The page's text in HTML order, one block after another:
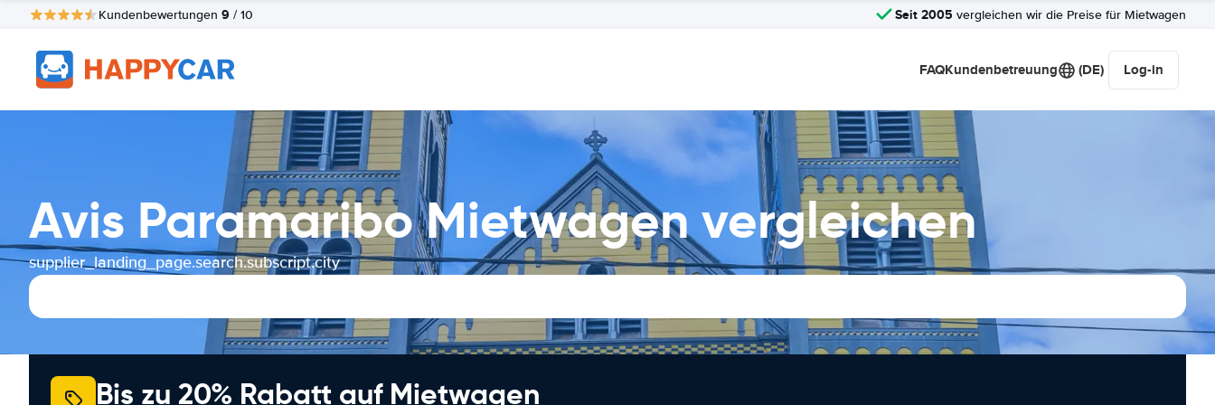
Kundenbewertungen 9 / 10 Seit 2005 vergleichen wir die Preise für Mietwagen
FAQKundenbetreuung (DE) Log-in
Avis Paramaribo Mietwagen vergleichen
supplier_landing_page.search.subscript.city
Bis zu 20% Rabatt auf Mietwagen